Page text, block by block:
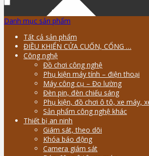
Danh mục sản phẩm
Tất cả sản phẩm
ĐIỀU KHIỂN CỬA CUỐN, CỔNG …
Công nghệ
Đồ chơi công nghệ
Phụ kiện máy tính – điện thoại
Máy công cụ – Đo lường
Đèn pin, đèn chiếu sáng
Phụ kiện, đồ chơi ô tô, xe máy,
Sản phẩm công nghệ khác
Thiết bị an ninh
Giám sát, theo dõi
Khóa báo động
Camera giám sát